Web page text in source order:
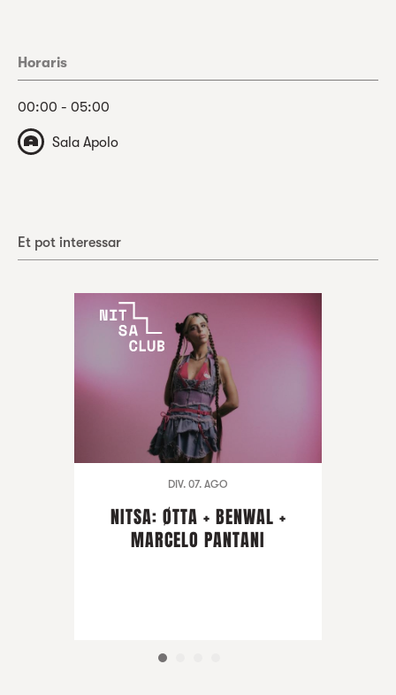
Horaris
00:00 - 05:00
Sala Apolo
Et pot interessar
DIV. 07. AGO
NITSA: ØTTA + BENWAL +
MARCELO PANTANI